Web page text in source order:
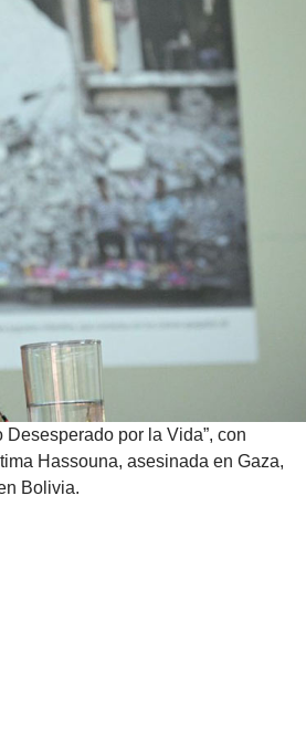
por la Vida”, con
Hassouna, asesinada en Gaza,
Bolivia.